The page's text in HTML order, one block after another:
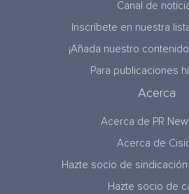
Canal de
Inscríbete en nuestra
¡Añada nuestro
Para publicaciones
Acerca
Acerca de PR
Acerca de
Hazte socio de
Hazte socio de